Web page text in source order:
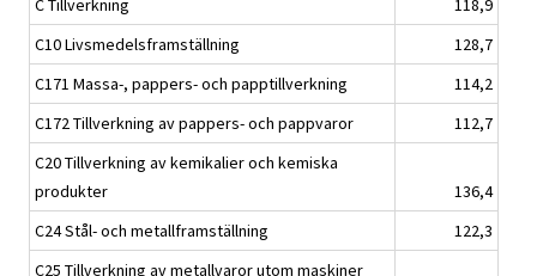
C Tillverkning
118,9
C10 Livsmedelsframställning
128,7
C171 Massa-, pappers- och papptillverkning
114,2
C172 Tillverkning av pappers- och pappvaror
112,7
C20 Tillverkning av kemikalier och kemiska
produkter
136,4
C24 Stål- och metallframställning
122,3
C25 Tillverkning av metallvaror utom maskiner